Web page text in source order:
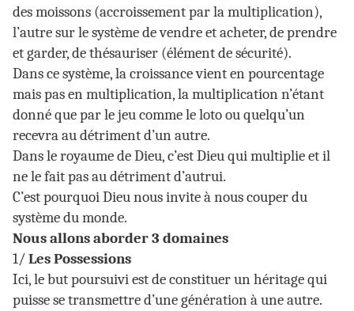
des moissons (accroissement par la multiplication),
l’autre sur le système de vendre et acheter, de prendre
et garder, de thésauriser (élément de sécurité).
Dans ce système, la croissance vient en pourcentage
mais pas en multiplication, la multiplication n’étant
donné que par le jeu comme le loto ou quelqu’un
recevra au détriment d’un autre.
Dans le royaume de Dieu, c’est Dieu qui multiplie et il
ne le fait pas au détriment d’autrui.
C’est pourquoi Dieu nous invite à nous couper du
système du monde.
Nous allons aborder 3 domaines
1/Les Possessions
Ici, le but poursuivi est de constituer un héritage qui
puisse se transmettre d’une génération à une autre.